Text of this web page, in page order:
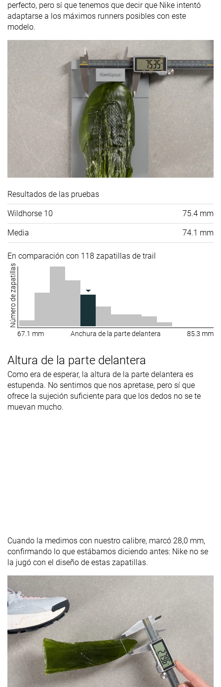
perfecto, pero sí que tenemos que decir que Nike intentó
adaptarse a los máximos runners posibles con este
modelo.
Resultados de las pruebas
Wildhorse 10 75.4 mm
Media 74.1 mm
En comparación con 118 zapatillas de trail
Número de zapatillas
67.1 mm Anchura de la parte delantera 85.3 mm
Altura de la parte delantera
Como era de esperar, la altura de la parte delantera es
estupenda. No sentimos que nos apretase, pero sí que
ofrece la sujeción suficiente para que los dedos no se te
muevan mucho.
Cuando la medimos con nuestro calibre, marcó 28,0 mm,
confirmando lo que estábamos diciendo antes: Nike no se
la jugó con el diseño de estas zapatillas.